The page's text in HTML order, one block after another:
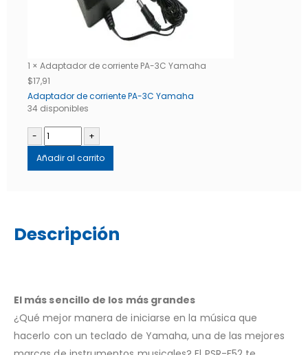
1 × Adaptador de corriente PA-3C Yamaha
$17,91
Adaptador de corriente PA-3C Yamaha
34 disponibles
-
+
Añadir al carrito
Descripción
El más sencillo de los más grandes
¿Qué mejor manera de iniciarse en la música que
hacerlo con un teclado de Yamaha, una de las mejores